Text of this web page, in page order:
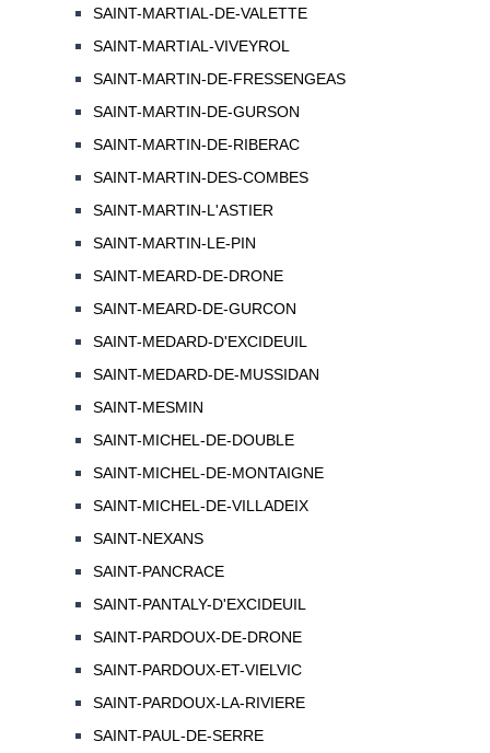
SAINT-MARTIAL-DE-VALETTE
SAINT-MARTIAL-VIVEYROL
SAINT-MARTIN-DE-FRESSENGEAS
SAINT-MARTIN-DE-GURSON
SAINT-MARTIN-DE-RIBERAC
SAINT-MARTIN-DES-COMBES
SAINT-MARTIN-L'ASTIER
SAINT-MARTIN-LE-PIN
SAINT-MEARD-DE-DRONE
SAINT-MEARD-DE-GURCON
SAINT-MEDARD-D'EXCIDEUIL
SAINT-MEDARD-DE-MUSSIDAN
SAINT-MESMIN
SAINT-MICHEL-DE-DOUBLE
SAINT-MICHEL-DE-MONTAIGNE
SAINT-MICHEL-DE-VILLADEIX
SAINT-NEXANS
SAINT-PANCRACE
SAINT-PANTALY-D'EXCIDEUIL
SAINT-PARDOUX-DE-DRONE
SAINT-PARDOUX-ET-VIELVIC
SAINT-PARDOUX-LA-RIVIERE
SAINT-PAUL-DE-SERRE